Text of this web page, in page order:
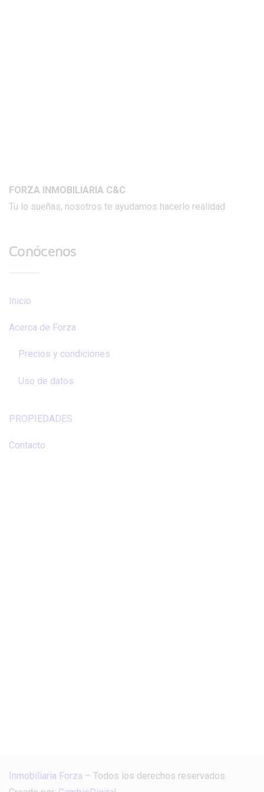
FORZA INMOBILIARIA C&C
Tu lo sueñas, nosotros te ayudamos hacerlo realidad
Conócenos
Inicio
Acerca de Forza
Precios y condiciones
Uso de datos
PROPIEDADES
Contacto
Inmobiliaria Forza – Todos los derechos reservados.